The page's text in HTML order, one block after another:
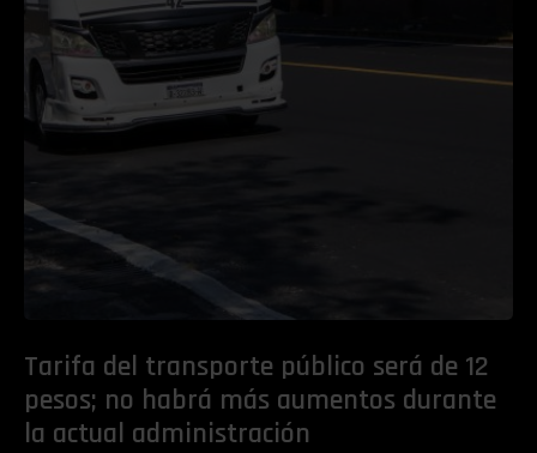
Tarifa del transporte público será de 12
pesos; no habrá más aumentos durante
la actual administración